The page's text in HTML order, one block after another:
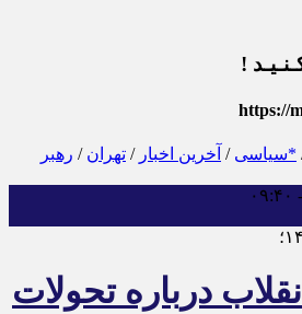
!
https://
*سیاسی / آخرین اخبار / تهران / رهبر
درباره تحولات